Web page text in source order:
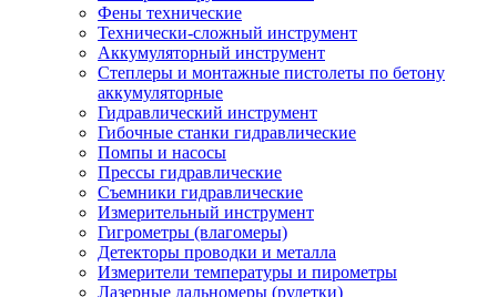
Фены технические
Технически-сложный инструмент
Аккумуляторный инструмент
Степлеры и монтажные пистолеты по бетону
аккумуляторные
Гидравлический инструмент
Гибочные станки гидравлические
Помпы и насосы
Прессы гидравлические
Съемники гидравлические
Измерительный инструмент
Гигрометры (влагомеры)
Детекторы проводки и металла
Измерители температуры и пирометры
Лазерные дальномеры (рулетки)